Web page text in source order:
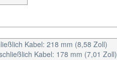
Kabel: 218 mm (8,58 Zoll)
Kabel: 178 mm (7,01 Zoll)